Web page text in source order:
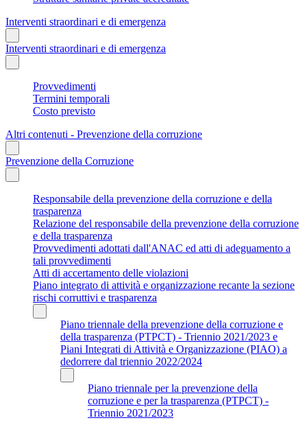
Interventi straordinari e di emergenza
Interventi straordinari e di emergenza
Provvedimenti
Termini temporali
Costo previsto
Altri contenuti - Prevenzione della corruzione
Prevenzione della Corruzione
Responsabile della prevenzione della corruzione e della
trasparenza
Relazione del responsabile della prevenzione della corruzione
e della trasparenza
Provvedimenti adottati dall'ANAC ed atti di adeguamento a
tali provvedimenti
Atti di accertamento delle violazioni
Piano integrato di attività e organizzazione recante la sezione
rischi corruttivi e trasparenza
Piano triennale della prevenzione della corruzione e
della trasparenza (PTPCT) - Triennio 2021/2023 e
Piani Integrati di Attività e Organizzazione (PIAO) a
dedorrere dal triennio 2022/2024
Piano triennale per la prevenzione della
corruzione e per la trasparenza (PTPCT) -
Triennio 2021/2023